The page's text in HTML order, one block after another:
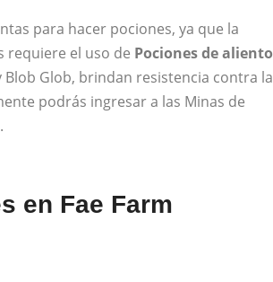
para hacer pociones, ya que la
requiere el uso de Pociones de aliento
Blob Glob, brindan resistencia contra la
podrás ingresar a las Minas de
en Fae Farm